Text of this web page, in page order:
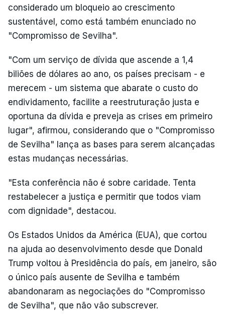
considerado um bloqueio ao crescimento
sustentável, como está também enunciado no
"Compromisso de Sevilha".
"Com um serviço de dívida que ascende a 1,4
biliões de dólares ao ano, os países precisam - e
merecem - um sistema que abarate o custo do
endividamento, facilite a reestruturação justa e
oportuna da dívida e preveja as crises em primeiro
lugar", afirmou, considerando que o "Compromisso
de Sevilha" lança as bases para serem alcançadas
estas mudanças necessárias.
"Esta conferência não é sobre caridade. Tenta
restabelecer a justiça e permitir que todos viam
com dignidade", destacou.
Os Estados Unidos da América (EUA), que cortou
na ajuda ao desenvolvimento desde que Donald
Trump voltou à Presidência do país, em janeiro, são
o único país ausente de Sevilha e também
abandonaram as negociações do "Compromisso
de Sevilha", que não vão subscrever.